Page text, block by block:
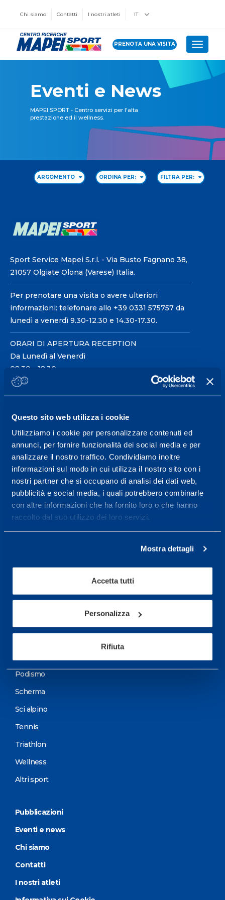
Questo sito web utilizza i cookie
Utilizziamo i cookie per personalizzare contenuti ed
annunci, per fornire funzionalità dei social media e per
analizzare il nostro traffico. Condividiamo inoltre
informazioni sul modo in cui utilizza il nostro sito con i
nostri partner che si occupano di analisi dei dati web,
pubblicità e social media, i quali potrebbero combinarle
con altre informazioni che ha fornito loro o che hanno
raccolto dal suo utilizzo dei loro servizi.
Mostra dettagli
Accetta tutti
Personalizza
Rifiuta
Chi siamo Contatti I nostri atleti IT
PRENOTA UNA VISITA Toggle
Eventi e News
MAPEI SPORT - Centro servizi per l'alta
prestazione ed il wellness.
ARGOMENTO ORDINA PER: FILTRA PER:
Sport Service Mapei S.r.l. - Via Busto Fagnano 38,
21057 Olgiate Olona (Varese) Italia.
Per prenotare una visita o avere ulteriori
informazioni: telefonare allo +39 0331 575757 da
lunedì a venerdì 9.30-12.30 e 14.30-17.30.
ORARI DI APERTURA RECEPTION
Da Lunedì al Venerdì
08.30 - 18.30
Centro servizi per l'alta
prestazione ed il
wellness.
Maggiori informazioni
Servizi
Servizi Medici
Test di valutazione
Podismo
Scherma
Sci alpino
Tennis
Triathlon
Wellness
Altri sport
Pubblicazioni
Eventi e news
Chi siamo
Contatti
I nostri atleti